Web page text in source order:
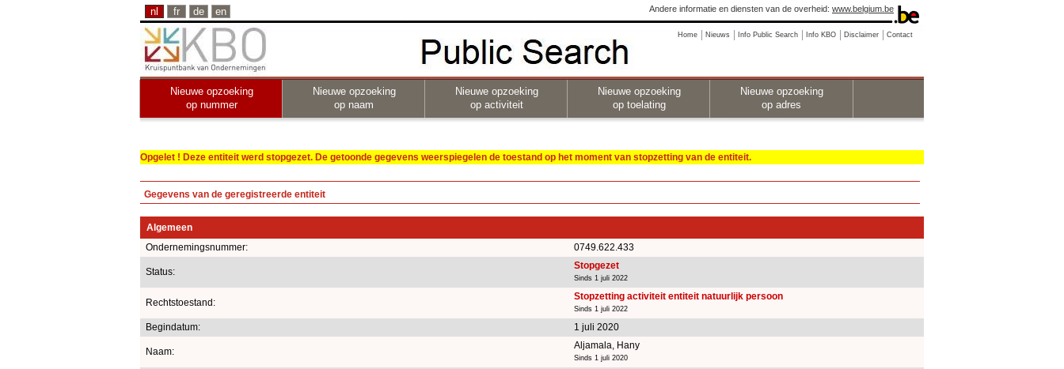
nl fr de en Andere informatie en diensten van de overheid: www.belgium.be
Home Nieuws Info Public Search Info KBO Disclaimer Contact
Nieuwe opzoeking
op nummer
Nieuwe opzoeking
op naam
Nieuwe opzoeking
op activiteit
Nieuwe opzoeking
op toelating
Nieuwe opzoeking
op adres
Opgelet ! Deze entiteit werd stopgezet. De getoonde gegevens weerspiegelen de toestand op het moment van stopzetting van de entiteit.
Gegevens van de geregistreerde entiteit
Algemeen
Ondernemingsnummer:
0749.622.433
Status:
Stopgezet
Sinds 1 juli 2022
Rechtstoestand:
Stopzetting activiteit entiteit natuurlijk persoon
Sinds 1 juli 2022
Begindatum: 1 juli 2020
Naam:
Aljamala, Hany
Sinds 1 juli 2020